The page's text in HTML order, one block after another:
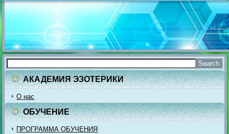
АКАДЕМИЯ ЭЗОТЕРИКИ
О нас
ОБУЧЕНИЕ
ПРОГРАММА ОБУЧЕНИЯ